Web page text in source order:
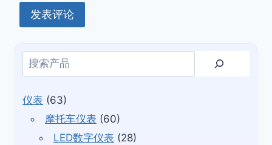
搜
索
仪表 (63)
摩托车仪表 (60)
LED数字仪表 (28)